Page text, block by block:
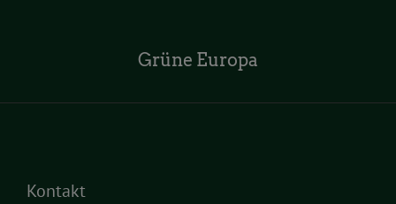
Grüne Europa
Kontakt